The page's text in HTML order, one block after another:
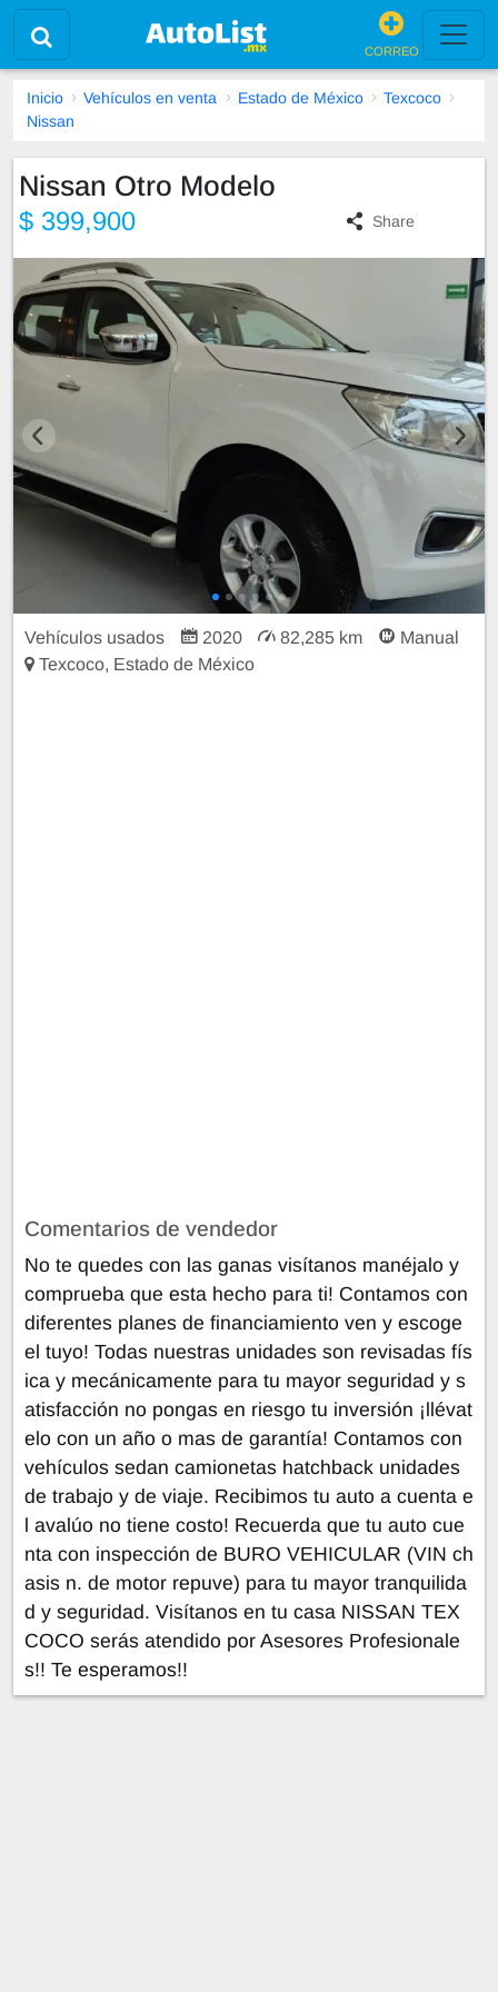
CORREO
Inicio Vehículos en venta Estado de México
Texcoco
Nissan
Nissan Otro Modelo
$ 399,900 Share
Vehículos usados 2020 82,285 km
Manual
Texcoco, Estado de México
Comentarios de vendedor
No te quedes con las ganas visítanos manéjalo y
comprueba que esta hecho para ti! Contamos con
diferentes planes de financiamiento ven y escoge
el tuyo! Todas nuestras unidades son revisadas fís
ica y mecánicamente para tu mayor seguridad y s
atisfacción no pongas en riesgo tu inversión ¡llévat
elo con un año o mas de garantía! Contamos con
vehículos sedan camionetas hatchback unidades
de trabajo y de viaje. Recibimos tu auto a cuenta e
l avalúo no tiene costo! Recuerda que tu auto cue
nta con inspección de BURO VEHICULAR (VIN ch
asis n. de motor repuve) para tu mayor tranquilida
d y seguridad. Visítanos en tu casa NISSAN TEX
COCO serás atendido por Asesores Profesionale
s!! Te esperamos!!